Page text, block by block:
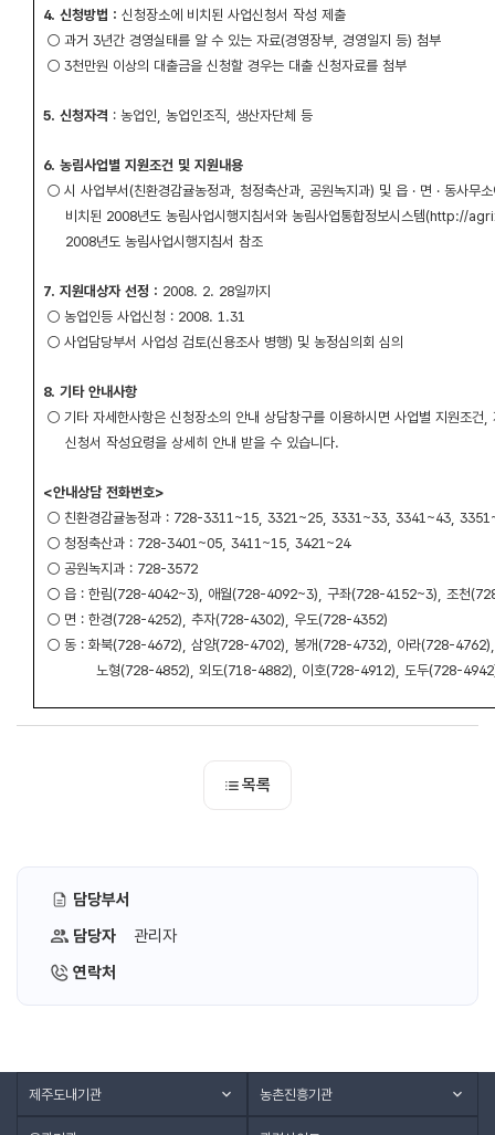
4. 신청방법 : 신청장소에 비치된 사업신청서 작성 제출
○ 과거 3년간 경영실태를 알 수 있는 자료(경영장부, 경영일지 등) 첨부
○ 3천만원 이상의 대출금을 신청할 경우는 대출 신청자료를 첨부
5. 신청자격 : 농업인, 농업인조직, 생산자단체 등
6. 농림사업별 지원조건 및 지원내용
○ 시 사업부서(친환경감귤농정과, 청정축산과, 공원녹지과) 및 읍 · 면 · 동사무
비치된 2008년도 농림사업시행지침서와 농림사업통합정보시스템(http://
2008년도 농림사업시행지침서 참조
7. 지원대상자 선정 : 2008. 2. 28일까지
○ 농업인등 사업신청 : 2008. 1.31
○ 사업담당부서 사업성 검토(신용조사 병행) 및 농정심의회 심의
8. 기타 안내사항
○ 기타 자세한사항은 신청장소의 안내 상담창구를 이용하시면 사업별 지원조건,
신청서 작성요령을 상세히 안내 받을 수 있습니다.
<안내상담 전화번호>
○ 친환경감귤농정과 : 728-3311~15, 3321~25, 3331~33, 3341~43,
○ 청정축산과 : 728-3401~05, 3411~15, 3421~24
○ 공원녹지과 : 728-3572
○ 읍 : 한림(728-4042~3), 애월(728-4092~3), 구좌(728-4152~3), 조천
○ 면 : 한경(728-4252), 추자(728-4302), 우도(728-4352)
○ 동 : 화북(728-4672), 삼양(728-4702), 봉개(728-4732), 아라(728-
노형(728-4852), 외도(718-4882), 이호(728-4912), 도두(728-
목록
담당부서
담당자
관리자
연락처
제주도내기관 농촌진흥기관